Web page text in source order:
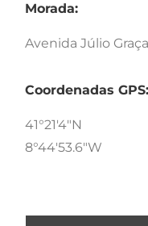
Morada:
Avenida Júlio
Coordenadas GPS:
41°21'4"N
8°44'53.6"W